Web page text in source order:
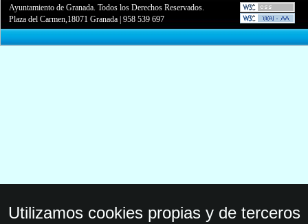
Ayuntamiento de Granada. Todos los Derechos Reservados.
Plaza del Carmen,18071 Granada |958 539 697
Utilizamos cookies propias y de terceros